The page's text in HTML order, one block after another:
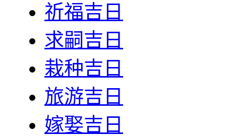
祈福吉日
求嗣吉日
栽种吉日
旅游吉日
嫁娶吉日